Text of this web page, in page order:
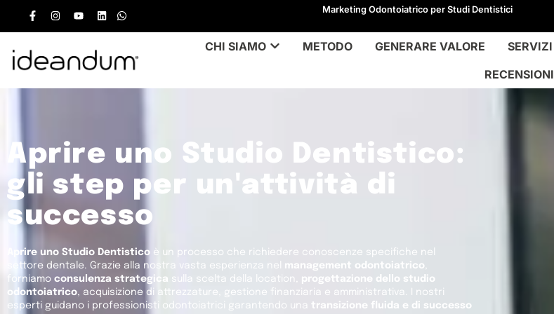
Marketing Odontoiatrico per Studi Dentistici
CHI SIAMO METODO GENERARE VALORE SERVIZI
RECENSIONI
Aprire uno Studio Dentistico:
gli step per un'attività di
successo
Aprire uno Studio Dentistico è un processo che richiedere conoscenze specifiche nel
settore dentale. Grazie alla nostra vasta esperienza nel management odontoiatrico,
forniamo consulenza strategica sulla scelta della location, progettazione dello studio
odontoiatrico, acquisizione di attrezzature, gestione finanziaria e amministrativa. I nostri
esperti guidano i professionisti odontoiatrici garantendo una transizione fluida e di successo